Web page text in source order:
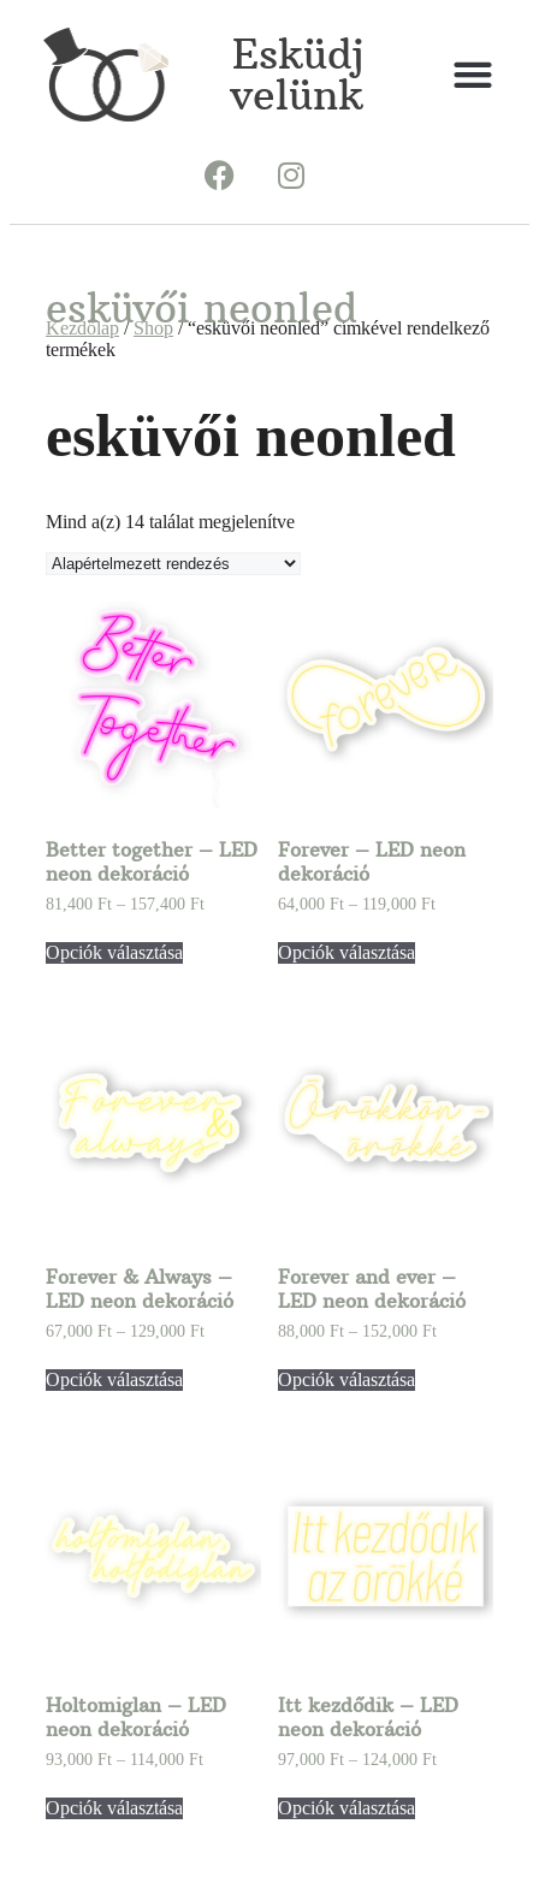
Esküdj
velünk
esküvői neonled
Kezdőlap/Shop / “esküvői neonled” címkével rendelkező
termékek
esküvői neonled
Mind a(z) 14 találat megjelenítve
Better together – LED
neon dekoráció
81,400 Ft – 157,400 Ft
Opciók választása
Forever – LED neon
dekoráció
64,000Ft – 119,000Ft
Opciók választása
Forever & Always –
LED neon dekoráció
67,000 Ft – 129,000 Ft
Opciók választása
Forever and ever –
LED neon dekoráció
88,000Ft – 152,000Ft
Opciók választása
Holtomiglan – LED
neon dekoráció
93,000 Ft – 114,000 Ft
Opciók választása
Itt kezdődik – LED
neon dekoráció
97,000Ft – 124,000Ft
Opciók választása